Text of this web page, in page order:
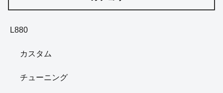
静岡県に住んでいるコペキチと申します。
L880コペンとLA400コペンを所有しています。